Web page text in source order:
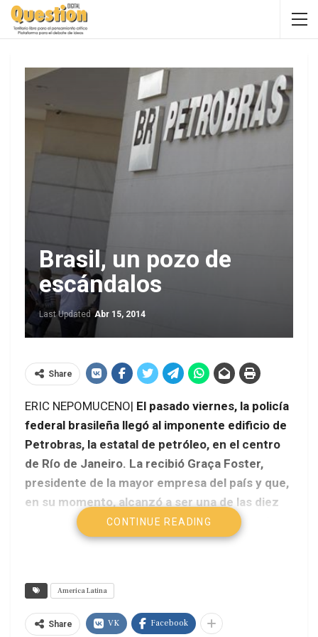
Brasil, un pozo de
escándalos
Last UpdatedAbr 15, 2014
Share
ERIC NEPOMUCENO| El pasado viernes, la policía
federal brasileña llegó al imponente edificio de
Petrobras, la estatal de petróleo, en el centro
de Río de Janeiro. La recibió Graça Foster,
presidente de la mayor empresa del país y que,
en su momento, alcanzó a ser una de las diez
mayores petroleras del mundo (hoy no está
más entre las veinte).
CONTINUE READING
America Latina
Share VK Facebook